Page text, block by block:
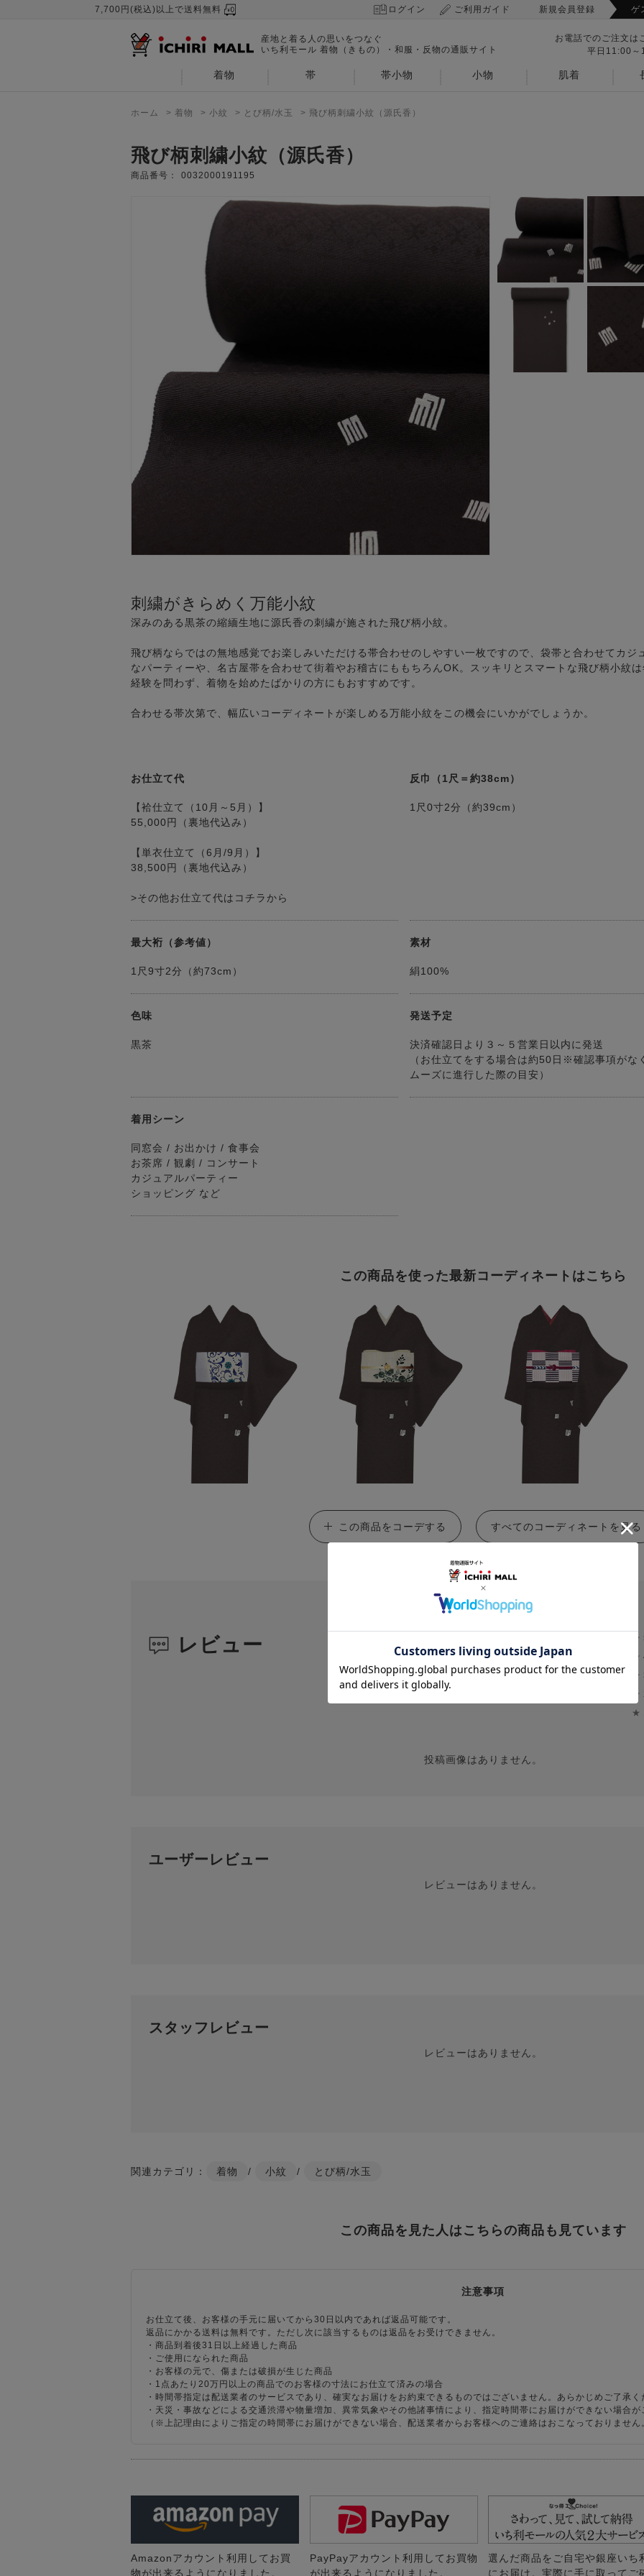
7,700円(税込)以上で送料無料 ログイン ご利用ガイド 新規会員登録 ゲ
産地と着る人の思いをつなぐ
いち利モール 着物（きもの）・和服・反物の通販サイト
お電話でのご注文は
平日11:00～
着物 帯 帯小物 小物 肌着
ホーム > 着物 > 小紋 > とび柄/水玉 > 飛び柄刺繍小紋（源氏香）
飛び柄刺繍小紋（源氏香）
商品番号： 0032000191195
刺繍がきらめく万能小紋
深みのある黒茶の縮緬生地に源氏香の刺繍が施された飛び柄小紋。
飛び柄ならではの無地感覚でお楽しみいただける帯合わせのしやすい一枚ですので、袋帯と合わせてカジ
なパーティーや、名古屋帯を合わせて街着やお稽古にももちろんOK。スッキリとスマートな飛び柄小紋
経験を問わず、着物を始めたばかりの方にもおすすめです。
合わせる帯次第で、幅広いコーディネートが楽しめる万能小紋をこの機会にいかがでしょうか。
お仕立て代
【袷仕立て（10月～5月）】
55,000円（裏地代込み）
【単衣仕立て（6月/9月）】
38,500円（裏地代込み）
>その他お仕立て代はコチラから
反巾（1尺＝約38cm）
1尺0寸2分（約39cm）
最大裄（参考値）
1尺9寸2分（約73cm）
素材
絹100%
色味
黒茶
発送予定
決済確認日より３～５営業日以内に発送
（お仕立てをする場合は約50日※確認事項がな
ムーズに進行した際の目安）
着用シーン
同窓会 / お出かけ / 食事会
お茶席 / 観劇 / コンサート
カジュアルパーティー
ショッピング など
この商品を使った最新コーディネートはこちら
この商品をコーデする すべてのコーディネートを見る
レビュー 0.0
レビュー件数：0 件
★
★
★
★
★
投稿画像はありません。
ユーザーレビュー
レビューはありません。
スタッフレビュー
レビューはありません。
関連カテゴリ： 着物 / 小紋 / とび柄/水玉
この商品を見た人はこちらの商品も見ています
注意事項
お仕立て後、お客様の手元に届いてから30日以内であれば返品可能です。
返品にかかる送料は無料です。ただし次に該当するものは返品をお受けできません。
・商品到着後31日以上経過した商品
・ご使用になられた商品
・お客様の元で、傷または破損が生じた商品
・1点あたり20万円以上の商品でのお客様の寸法にお仕立て済みの場合
・時間帯指定は配送業者のサービスであり、確実なお届けをお約束できるものではございません。あらかじめご了承く
・天災・事故などによる交通渋滞や物量増加、異常気象やその他諸事情により、指定時間帯にお届けができない場合
（※上記理由によりご指定の時間帯にお届けができない場合、配送業者からお客様へのご連絡はおこなっておりません
Amazonアカウント利用してお買
物が出来るようになりました。
PayPayアカウント利用してお買物
が出来るようになりました。
選んだ商品をご自宅や銀座いち
にお届け。実際に手に取ってご